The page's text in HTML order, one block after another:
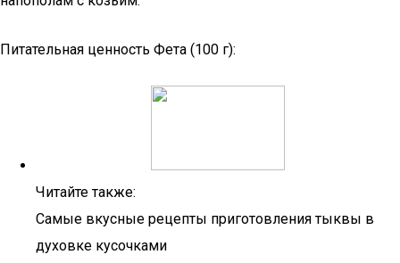
Питательная ценность Фета (100 г):
Читайте также:
Самые вкусные рецепты приготовления тыквы в
духовке кусочками